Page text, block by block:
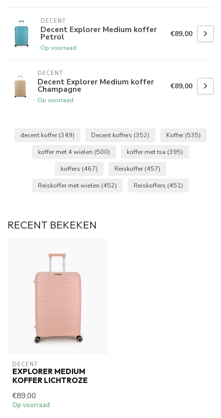
DECENT
Decent Explorer Medium koffer
Petrol
Op voorraad
€89,00
DECENT
Decent Explorer Medium koffer
Champagne
Op voorraad
€89,00
decent koffer (349) Decent koffers (352) Koffer (535)
koffer met 4 wielen (500) koffer met tsa (395)
koffers (467) Reiskoffer (457)
Reiskoffer met wielen (452) Reiskoffers (451)
RECENT BEKEKEN
DECENT
EXPLORER MEDIUM
KOFFER LICHTROZE
€89,00
Op voorraad